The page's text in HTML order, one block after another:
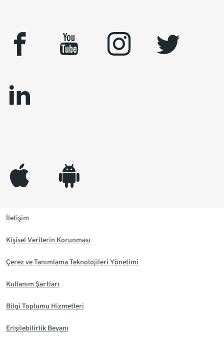
facebook youtube instagram
twitter
linkedin
appleinc android
İletişim
Kişisel Verilerin Korunması
Çerez ve Tanımlama Teknolojileri Yönetimi
Kullanım Şartları
Bilgi Toplumu Hizmetleri
Erişilebilirlik Beyanı